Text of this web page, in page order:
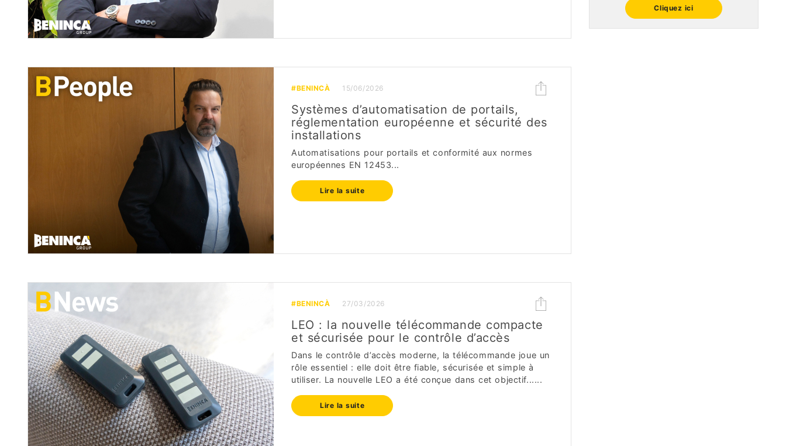
#BENINCÀ 15/06/2026
Systèmes d’automatisation de portails,
réglementation européenne et sécurité des
installations
Automatisations pour portails et conformité aux normes
européennes EN 12453...
Lire la suite
#BENINCÀ 27/03/2026
LEO : la nouvelle télécommande compacte
et sécurisée pour le contrôle d’accès
Dans le contrôle d’accès moderne, la télécommande joue un
rôle essentiel : elle doit être fiable, sécurisée et simple à
utiliser. La nouvelle LEO a été conçue dans cet objectif......
Lire la suite
Cliquez ici